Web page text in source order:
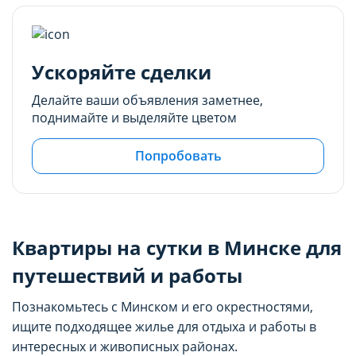
Ускоряйте сделки
Делайте ваши объявления заметнее,
поднимайте и выделяйте цветом
Попробовать
Квартиры на сутки в Минске для
путешествий и работы
Познакомьтесь с Минском и его окрестностями,
ищите подходящее жилье для отдыха и работы в
интересных и живописных районах.